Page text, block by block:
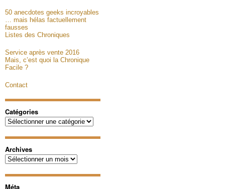
50 anecdotes geeks incroyables
… mais hélas factuellement
fausses
Listes des Chroniques
Service après vente 2016
Mais, c’est quoi la Chronique
Facile ?
Contact
Catégories
Catégories
Archives
Archives
Méta